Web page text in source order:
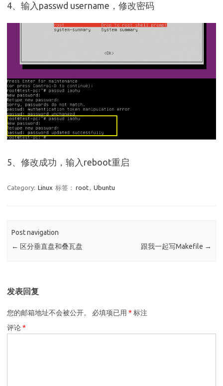
4、输入passwd username，修改密码
5、修改成功，输入reboot重启
Category: Linux 标签： root, Ubuntu
Post navigation
← 区分垂直盘和叠瓦盘 跟我一起写Makefile →
发表回复
您的邮箱地址不会被公开。 必填项已用 * 标注
评论*